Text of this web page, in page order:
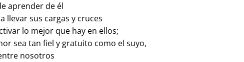
aprender de él
llevar sus cargas y cruces
lo mejor que hay en ellos;
sea tan fiel y gratuito como el suyo,
nosotros